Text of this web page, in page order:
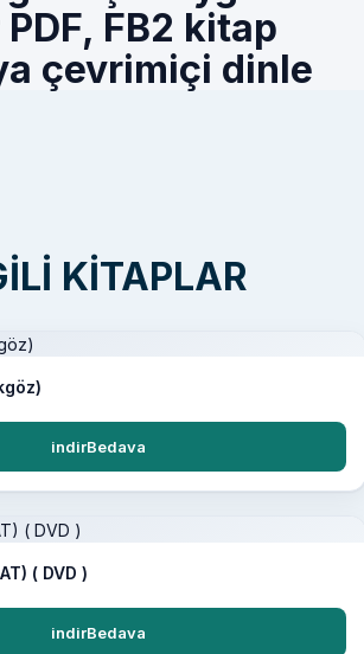
FB2 kitap
çevrimiçi dinle
KITAPLAR
indirBedava
( DVD )
indirBedava